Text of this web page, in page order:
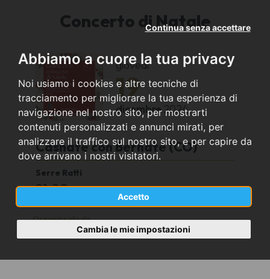
Abbiamo a cuore la tua privacy
Noi usiamo i cookies e altre tecniche di
tracciamento per migliorare la tua esperienza di
navigazione nel nostro sito, per mostrarti
contenuti personalizzati e annunci mirati, per
analizzare il traffico sul nostro sito, e per capire da
dove arrivano i nostri visitatori.
Accetto
Continua senza accettare
Cambia le mie impostazioni
Concerto di Natale
giovedì
19
dicembre 2024
Casnate con Bernate (CO)
Serre Ratti
21.00
Organizzato da
Ghiricoro